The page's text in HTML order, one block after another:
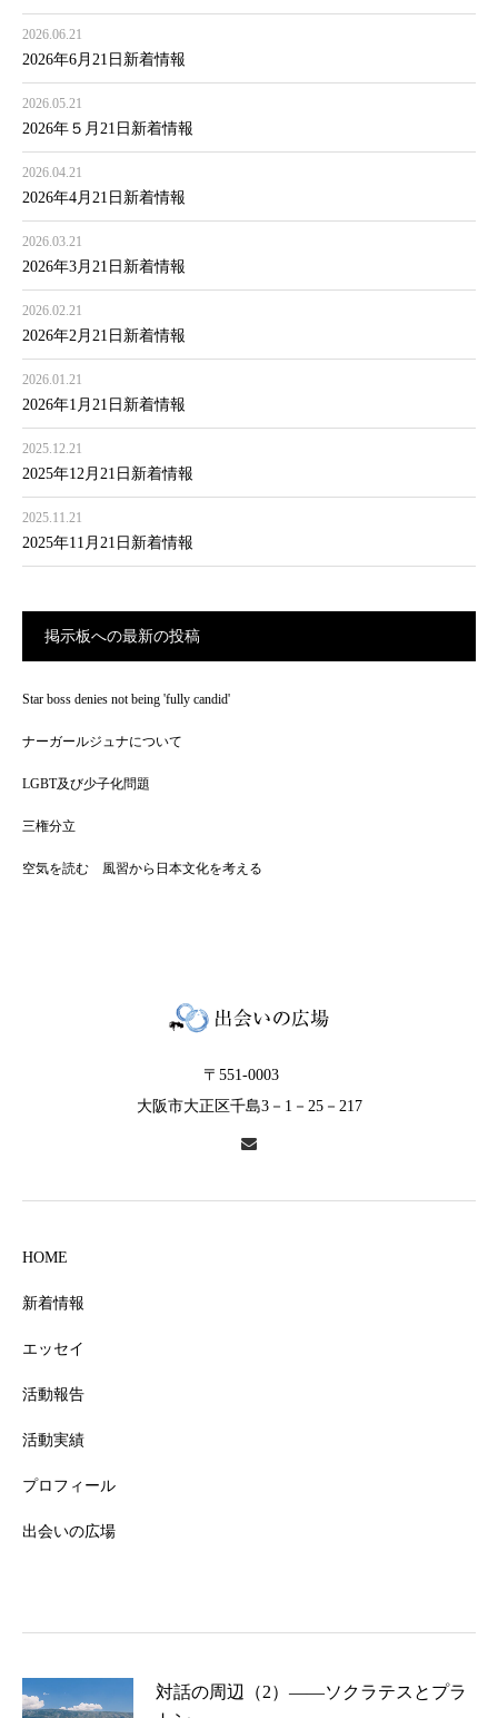
2026.06.21
2026年6月21日新着情報
2026.05.21
2026年５月21日新着情報
2026.04.21
2026年4月21日新着情報
2026.03.21
2026年3月21日新着情報
2026.02.21
2026年2月21日新着情報
2026.01.21
2026年1月21日新着情報
2025.12.21
2025年12月21日新着情報
2025.11.21
2025年11月21日新着情報
掲示板への最新の投稿
Star boss denies not being 'fully candid'
ナーガールジュナについて
LGBT及び少子化問題
三権分立
空気を読む 風習から日本文化を考える
〒551-0003
大阪市大正区千島3－1－25－217
HOME
新着情報
エッセイ
活動報告
活動実績
プロフィール
出会いの広場
対話の周辺（2）――ソクラテスとプラ